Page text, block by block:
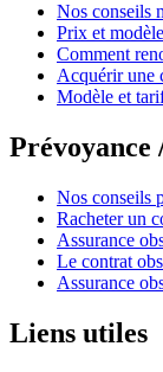
Nos conseils
Prix et
Comment
Acquérir une
Modèle et
Prévoyance
Nos conseils
Racheter un
Assurance
Le contrat
Assurance
Liens utiles